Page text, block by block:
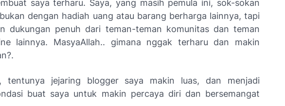
saya terharu. Saya, yang masih pemula ini, sok-sokan
dengan hadiah uang atau barang berharga lainnya, tapi
dukungan penuh dari teman-teman komunitas dan teman
lainnya. MasyaAllah.. gimana nggak terharu dan makin
tentunya jejaring blogger saya makin luas, dan menjadi
buat saya untuk makin percaya diri dan bersemangat